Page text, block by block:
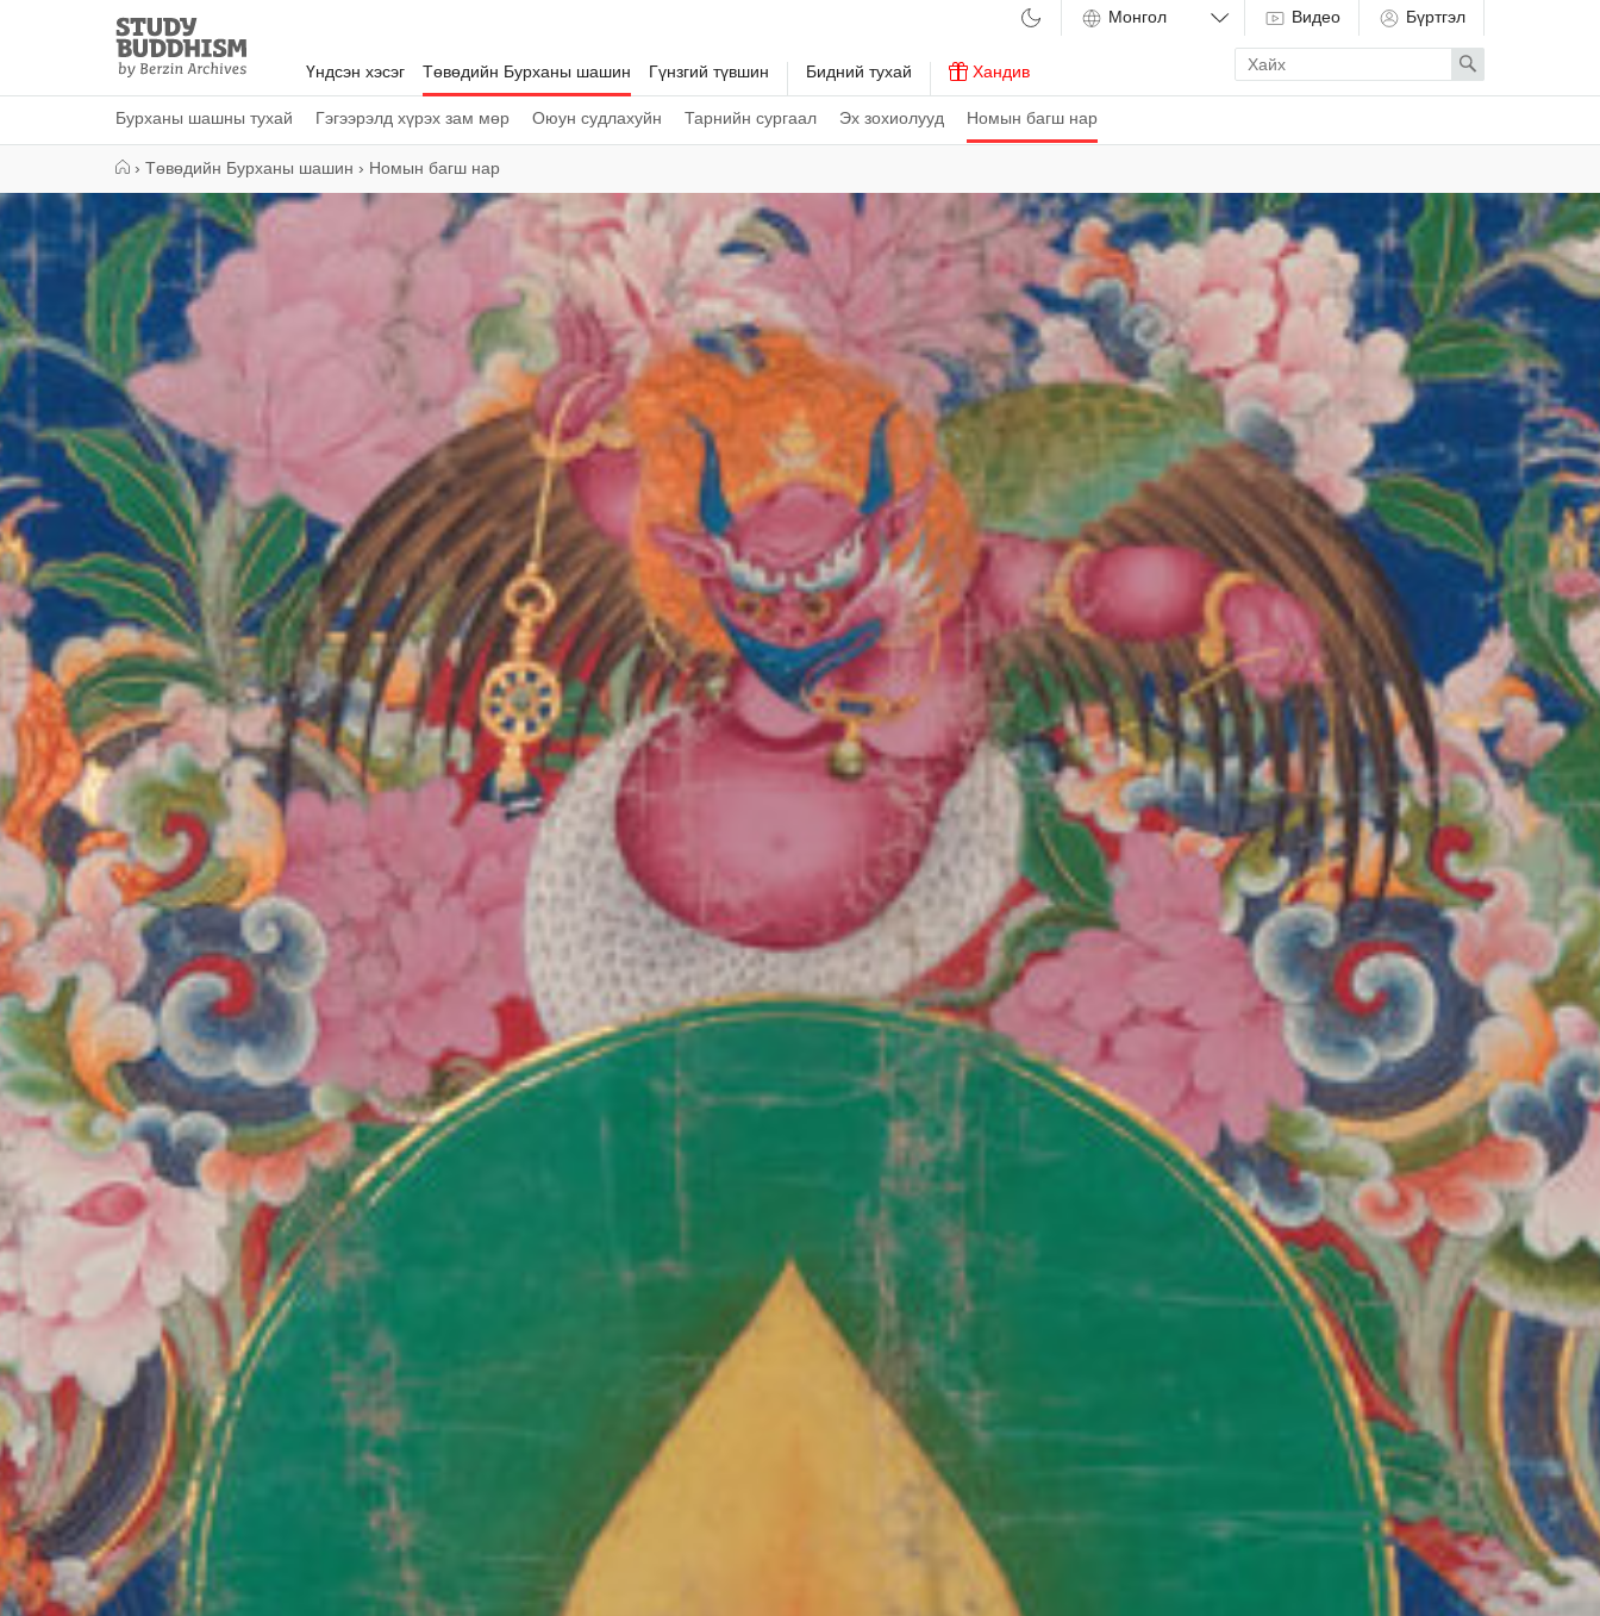
Study
Buddhism
Home
Үндсэн хэсэг Төвөдийн Бурханы шашин
Бурханы шашны тухай Гэгээрэлд хүрэх зам мөр Оюун судлахуйн Тарнийн сургаал Эх зохиолууд Номын багш нар
Гүнзгий түвшин Бидний тухай Хандив
Видео Бүртгэл
Enter
search
term
Search
› Төвөдийн Бурханы шашин › Номын багш нар